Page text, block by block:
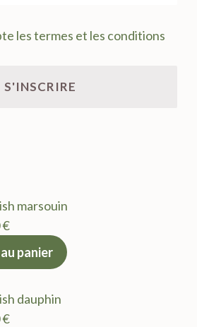
les termes et les conditions
marsouin
€Le
actuel
7.50 €.
panier
dauphin
€Le